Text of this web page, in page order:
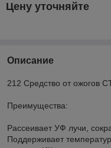
Цену уточняйте
Описание
212 Средство от
Преимущества:
Рассеивает УФ лучи,
Поддерживает